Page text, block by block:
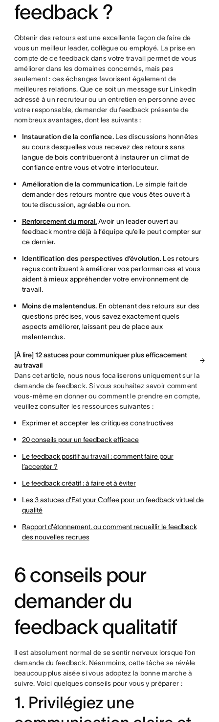
feedback ?
Obtenir des retours est une excellente façon de faire de
vous un meilleur leader, collègue ou employé. La prise en
compte de ce feedback dans votre travail permet de vous
améliorer dans les domaines concernés, mais pas
seulement : ces échanges favorisent également de
meilleures relations. Que ce soit un message sur LinkedIn
adressé à un recruteur ou un entretien en personne avec
votre responsable, demander du feedback présente de
nombreux avantages, dont les suivants :
Instauration de la confiance.Les discussions honnêtes
au cours desquelles vous recevez des retours sans
langue de bois contribueront à instaurer un climat de
confiance entre vous et votre interlocuteur.
Amélioration de la communication.Le simple fait de
demander des retours montre que vous êtes ouvert à
toute discussion, agréable ou non.
Renforcement du moral.Avoir un leader ouvert au
feedback montre déjà à l’équipe qu’elle peut compter sur
ce dernier.
Identification des perspectives d’évolution. Les retours
reçus contribuent à améliorer vos performances et vous
aident à mieux appréhender votre environnement de
travail.
Moins de malentendus. En obtenant des retours sur des
questions précises, vous savez exactement quels
aspects améliorer, laissant peu de place aux
malentendus.
[À lire] 12 astuces pour communiquer plus efficacement
au travail
Dans cet article, nous nous focaliserons uniquement sur la
demande de feedback. Si vous souhaitez savoir comment
vous-même en donner ou comment le prendre en compte,
veuillez consulter les ressources suivantes :
Exprimer et accepter les critiques constructives
20 conseils pour un feedback efficace
Le feedback positif au travail : comment faire pour
l’accepter ?
Le feedback créatif : à faire et à éviter
Les 3 astuces d’Eat your Coffee pour un feedback virtuel de
qualité
Rapport d'étonnement, ou comment recueillir le feedback
des nouvelles recrues
6 conseils pour
demander du
feedback qualitatif
Il est absolument normal de se sentir nerveux lorsque l’on
demande du feedback. Néanmoins, cette tâche se révèle
beaucoup plus aisée si vous adoptez la bonne marche à
suivre. Voici quelques conseils pour vous y préparer :
1. Privilégiez une